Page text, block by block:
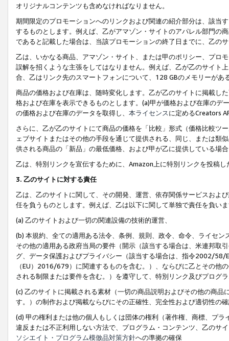
オリジナルコンテンツも含めなければなりません。
期間限定のプロモーションへのリンクおよび関連の紹介部分は、該当
するものとします。例えば、乙がアマゾン・サイトのアパレル部門の
であると記載した場合は、当該プロモーションの終了日までに、乙の
乙は、いかなる商品、アマゾン・サイト、または甲のポリシー、プロ
誤解を招くような主張をしてはなりません。例えば、乙が乙のサイト
合、乙はリンク先のスマートフォンについて、128 GBのメモリーがあ
商品の価格および在庫は、随時変化します。乙が乙のサイトに掲載し
格および在庫を表示できるものとします。(a)甲が価格および在庫の
の価格および在庫のデータを取得し、 本ライセンスに定めるCreators
さらに、乙が乙のサイトにて商品の価格を「比較」形式（価格比較ツ
ェブサイトまたはその他の手段を通じて提供される、同じ、または類
供される商品の「新品」の最低価格、および甲が乙に提供している場
乙は、特別リンクを宣伝するために、Amazon上に特別リンクを投稿
3. 乙のサイトに対する責任
乙は、乙のサイトに関して、その開発、運営、依存関係サービスおよ
任を負うものとします。例えば、乙は以下に関して単独で責任を負い
(a) 乙のサイトおよび一切の関連設備の技術的運営、
(b) 本規約、全ての適用ある法令、条例、規則、政令、命令、ライセ
その他の適用ある政府当局の要件（開示（該当する場合は、米連邦取
グ、データ保護およびプライバシー（該当する場合は、指令2002/58/
（EU）2016/679）に関連するものを含む。）、ならびに乙とその他
される制限または要件を含む。）を遵守して、特別リンク及びプログ
(c) 乙のサイトに掲載される素材（一切の商品説明およびその他の商
す。）の制作および掲載ならびにその正確性、完全性および適切性の
(d) 甲の権利または他の個人もしくは団体の権利（著作権、商標、プ
違反または不正利用しない方法で、プログラム・コンテンツ、乙のサ
ソシエイト・プログラム模倣品対策方針への準拠の確保